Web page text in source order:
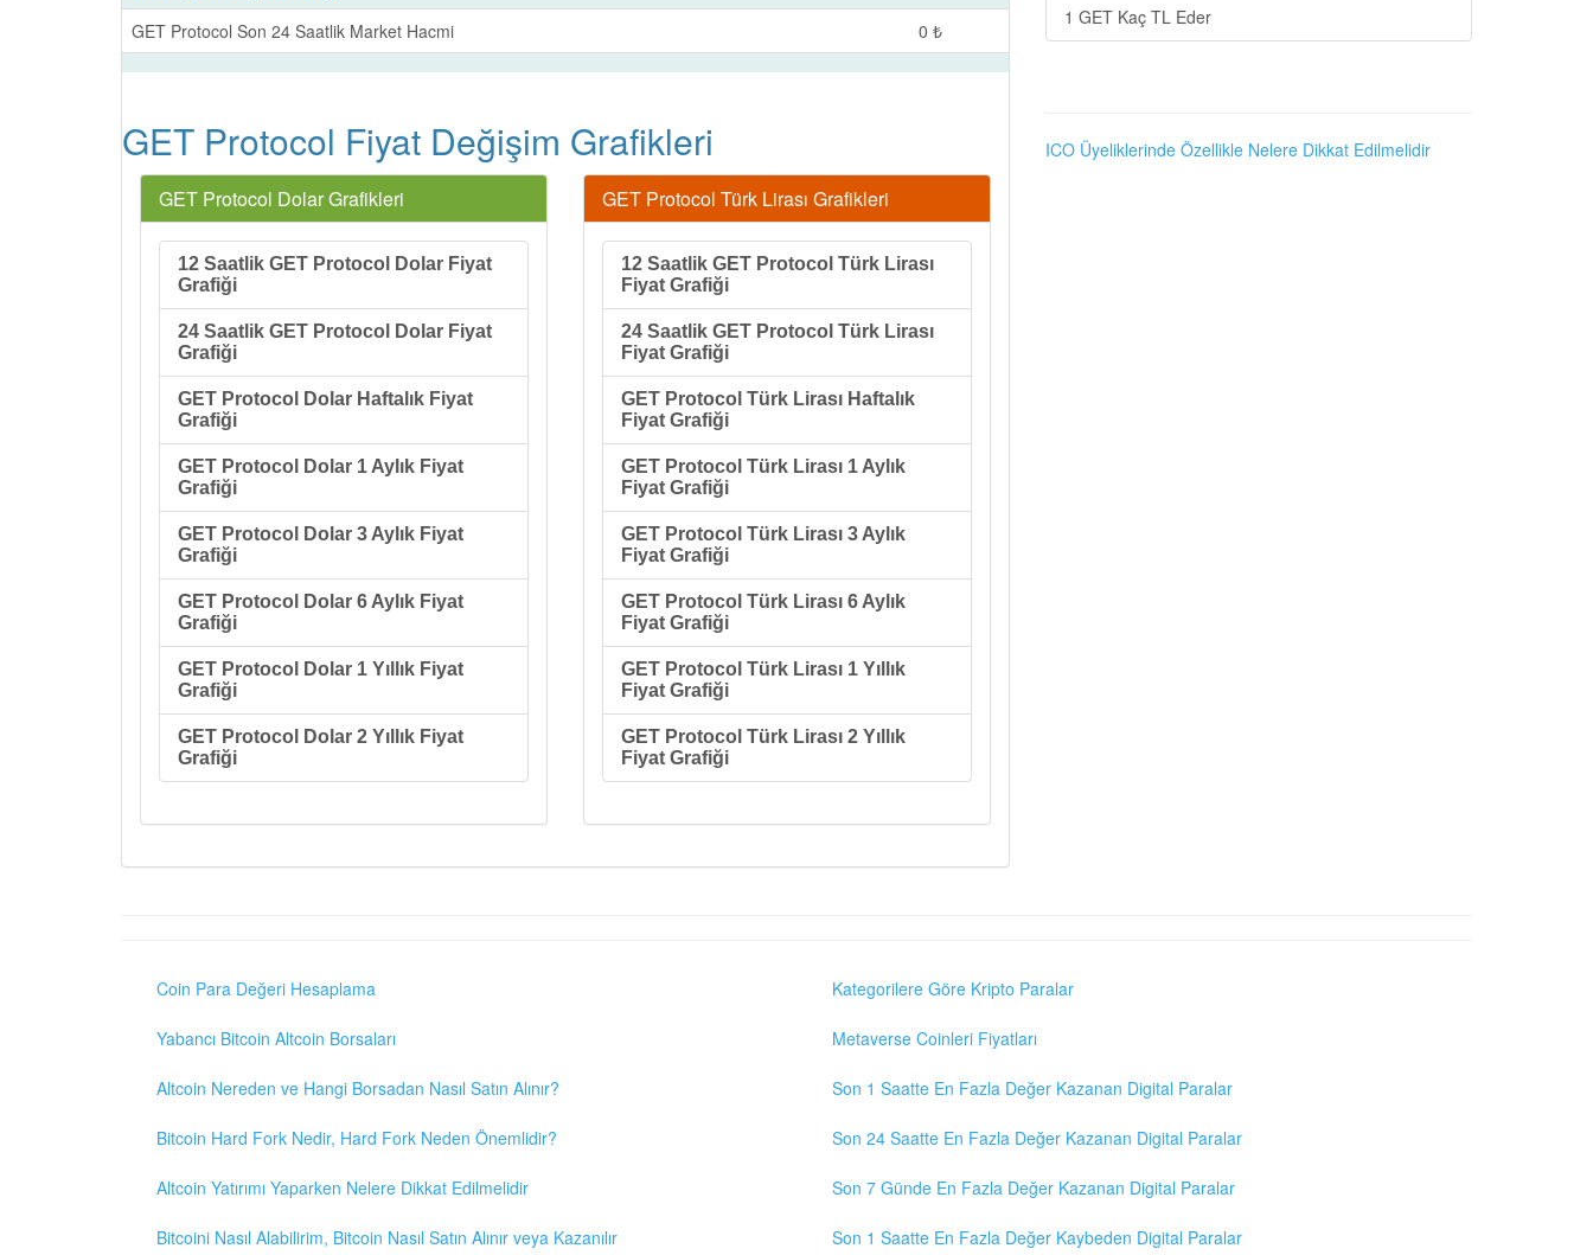
GET Protocol Son 24 Saatlik Market Hacmi
0 ₺
GET Protocol Fiyat Değişim Grafikleri
GET Protocol Dolar Grafikleri
12 Saatlik GET Protocol Dolar Fiyat
Grafiği
24 Saatlik GET Protocol Dolar Fiyat
Grafiği
GET Protocol Dolar Haftalık Fiyat
Grafiği
GET Protocol Dolar 1 Aylık Fiyat
Grafiği
GET Protocol Dolar 3 Aylık Fiyat
Grafiği
GET Protocol Dolar 6 Aylık Fiyat
Grafiği
GET Protocol Dolar 1 Yıllık Fiyat
Grafiği
GET Protocol Dolar 2 Yıllık Fiyat
Grafiği
GET Protocol Türk Lirası Grafikleri
12 Saatlik GET Protocol Türk Lirası
Fiyat Grafiği
24 Saatlik GET Protocol Türk Lirası
Fiyat Grafiği
GET Protocol Türk Lirası Haftalık
Fiyat Grafiği
GET Protocol Türk Lirası 1 Aylık
Fiyat Grafiği
GET Protocol Türk Lirası 3 Aylık
Fiyat Grafiği
GET Protocol Türk Lirası 6 Aylık
Fiyat Grafiği
GET Protocol Türk Lirası 1 Yıllık
Fiyat Grafiği
GET Protocol Türk Lirası 2 Yıllık
Fiyat Grafiği
1 GET Kaç TL Eder
ICO Üyeliklerinde Özellikle Nelere Dikkat Edilmelidir
Coin Para Değeri Hesaplama
Yabancı Bitcoin Altcoin Borsaları
Altcoin Nereden ve Hangi Borsadan Nasıl Satın Alınır?
Bitcoin Hard Fork Nedir, Hard Fork Neden Önemlidir?
Altcoin Yatırımı Yaparken Nelere Dikkat Edilmelidir
Bitcoini Nasıl Alabilirim, Bitcoin Nasıl Satın Alınır veya Kazanılır
Kategorilere Göre Kripto Paralar
Metaverse Coinleri Fiyatları
Son 1 Saatte En Fazla Değer Kazanan Digital Paralar
Son 24 Saatte En Fazla Değer Kazanan Digital Paralar
Son 7 Günde En Fazla Değer Kazanan Digital Paralar
Son 1 Saatte En Fazla Değer Kaybeden Digital Paralar